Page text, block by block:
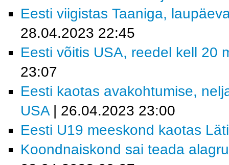
Eesti viigistas Taaniga,
28.04.2023 22:45
Eesti võitis USA, reedel kell 20
23:07
Eesti kaotas avakohtumise,
USA| 26.04.2023 23:00
Eesti U19 meeskond kaotas
Koondnaiskond sai teada